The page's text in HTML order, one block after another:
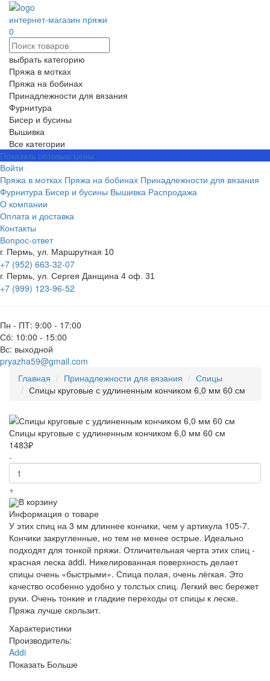
интернет-магазин пряжи
0
выбрать категорию
Пряжа в мотках
Пряжа на бобинах
Принадлежности для вязания
Фурнитура
Бисер и бусины
Вышивка
Все категории
Показать оптовые цены
Войти
Пряжа в мотках Пряжа на бобинах Принадлежности для вязания
Фурнитура Бисер и бусины Вышивка Распродажа
О компании
Оплата и доставка
Контакты
Вопрос-ответ
г. Пермь, ул. Маршрутная 10
+7 (952) 663-32-07
г. Пермь, ул. Сергея Данщина 4 оф. 31
+7 (999) 123-96-52
Пн - ПТ: 9:00 - 17:00
Сб: 10:00 - 15:00
Вс: выходной
pryazha59@gmail.com
Главная
Принадлежности для вязания
Спицы
Спицы круговые с удлиненным кончиком 6,0 мм 60 см
Спицы круговые с удлиненным кончиком 6,0 мм 60 см
1483₽
-
+
В корзину
Информация о товаре
У этих спиц на 3 мм длиннее кончики, чем у артикула 105-7.
Кончики закругленные, но тем не менее острые. Идеально
подходят для тонкой пряжи. Отличительная черта этих спиц -
красная леска addi. Никелированная поверхность делает
спицы очень «быстрыми». Спица полая, очень лёгкая. Это
качество особенно удобно у толстых спиц. Легкий вес бережет
руки. Очень тонкие и гладкие переходы от спицы к леске.
Пряжа лучше скользит.
Характеристики
Производитель:
Addi
Показать Больше